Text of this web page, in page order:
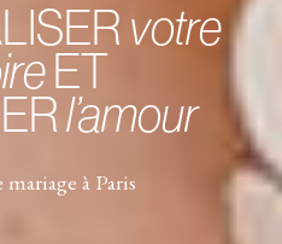
votre
ET
l’amour
à Paris